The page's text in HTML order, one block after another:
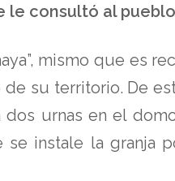
le consultó al
mismo que es
su territorio. De
urnas en el
instale la granja